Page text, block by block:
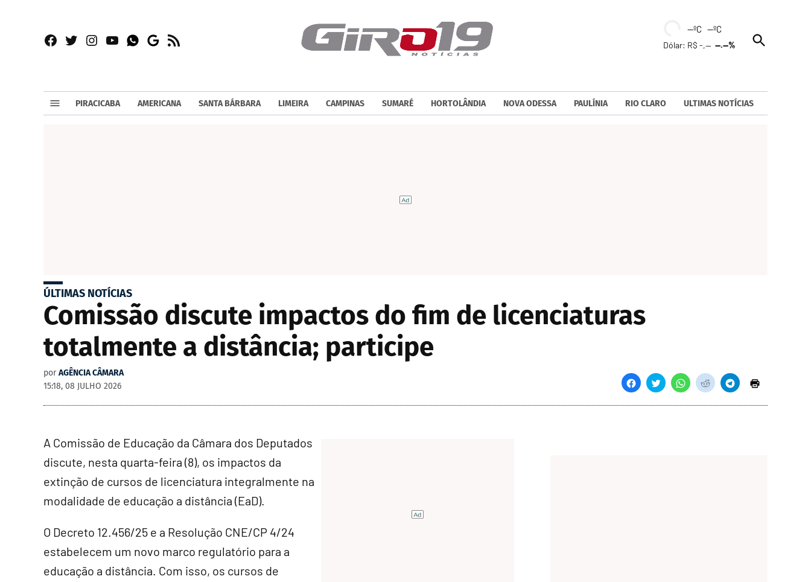
Facebook
TwitterInstagram
YouTubeWhatsapp
Google
RSS
--ºC --ºC
Dólar: R$ -,----.--%
Open
Search
PIRACICABA AMERICANA SANTA BÁRBARA LIMEIRA CAMPINAS SUMARÉ HORTOLÂNDIA NOVA ODESSA PAULÍNIA RIO CLARO ULTIMAS NOTÍCIAS
ÚLTIMAS NOTÍCIAS
Comissão discute impactos do fim de licenciaturas
totalmente a distância; participe
por AGÊNCIA CÂMARA
15:18, 08 JULHO 2026
A Comissão de Educação da Câmara dos Deputados
discute, nesta quarta-feira (8), os impactos da
extinção de cursos de licenciatura integralmente na
modalidade de educação a distância (EaD).
O Decreto 12.456/25 e a Resolução CNE/CP 4/24
estabelecem um novo marco regulatório para a
educação a distância. Com isso, os cursos de